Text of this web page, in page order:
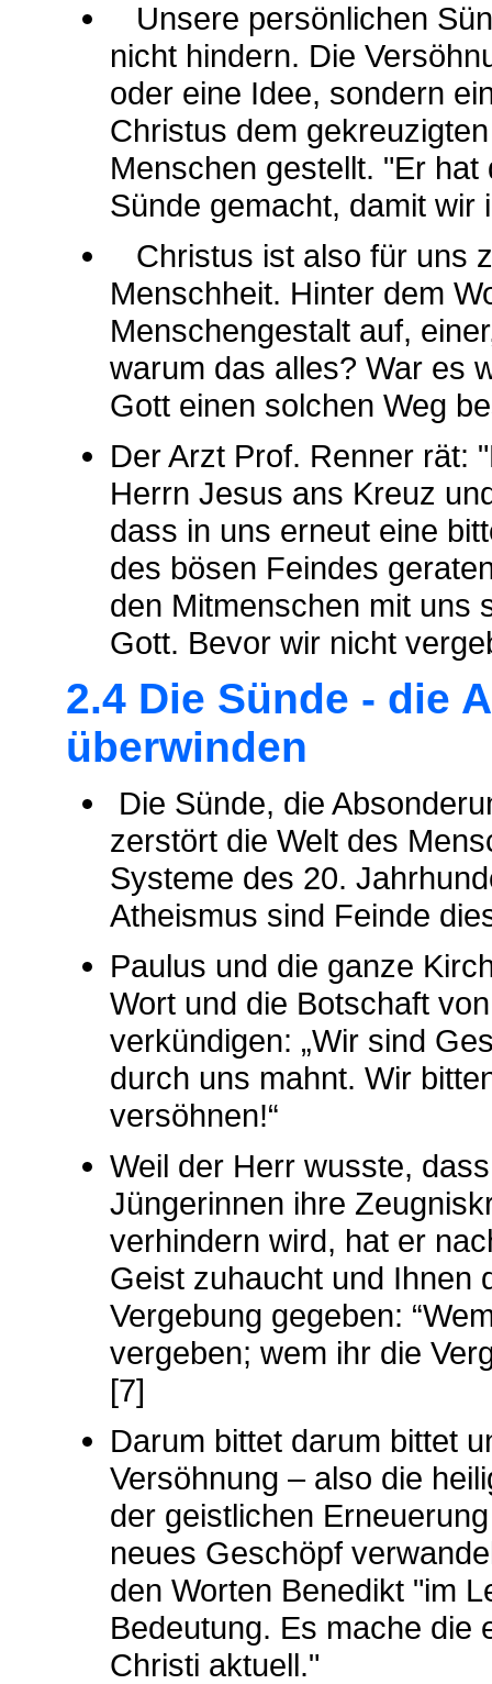
Unsere persönlichen
nicht hindern. Die
oder eine Idee, sondern
Christus dem
Menschen gestellt. "Er
Sünde gemacht, damit
Christus ist also für uns
Menschheit. Hinter dem
Menschengestalt auf,
warum das alles? War es
Gott einen solchen Weg
Der Arzt Prof. Renner rät:
Herrn Jesus ans Kreuz
dass in uns erneut eine
des bösen Feindes
den Mitmenschen mit uns
Gott. Bevor wir nicht
2.4 Die Sünde - die
überwinden
Die Sünde, die
zerstört die Welt des
Systeme des 20.
Atheismus sind Feinde
Paulus und die ganze
Wort und die Botschaft
verkündigen: „Wir sind
durch uns mahnt. Wir
versöhnen!“
Weil der Herr wusste,
Jüngerinnen ihre
verhindern wird, hat er
Geist zuhaucht und Ihnen
Vergebung gegeben:
vergeben; wem ihr die
[7]
Darum bittet darum bittet
Versöhnung – also die
der geistlichen
neues Geschöpf
den Worten Benedikt "im
Bedeutung. Es mache die
Christi aktuell."